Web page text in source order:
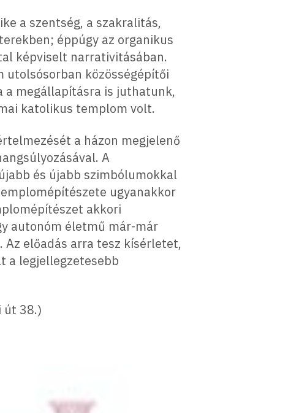
a szentség, a szakralitás,
éppúgy az organikus
képviselt narrativitásában.
közösségépítői
a megállapításra is juthatunk,
katolikus templom volt.
a házon megjelenő
A
és újabb szimbólumokkal
ugyanakkor
akkori
autonóm életmű már-már
előadás arra tesz kísérletet,
a legjellegzetesebb
út 38.)